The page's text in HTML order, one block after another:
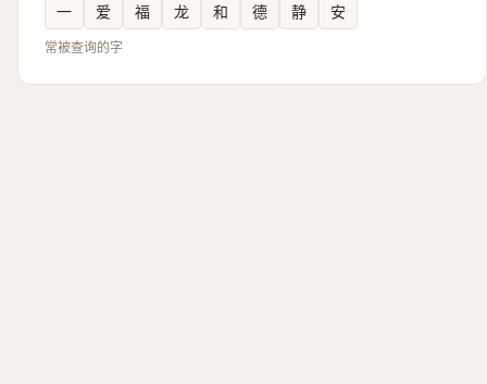
一 爱 福 龙 和 德 静 安
常被查询的字